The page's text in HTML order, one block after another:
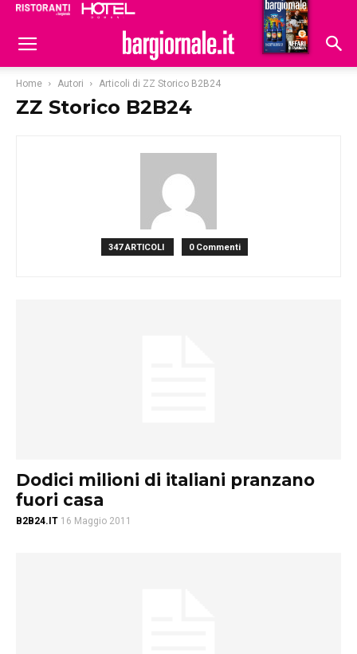
Hoteldomani
Home Autori Articoli di ZZ Storico B2B24
ZZ Storico B2B24
347 ARTICOLI 0 Commenti
Dodici milioni di italiani pranzano
fuori casa
B2B24.IT 16 Maggio 2011